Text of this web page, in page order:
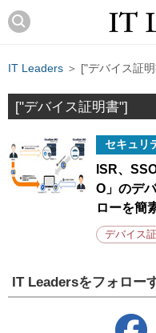
IT Leaders ＞ ["デバイス証
["デバイス証明書"]
セキュリ
ISR、
O」のデ
ローを簡
デバイス
IT Leadersをフォロー